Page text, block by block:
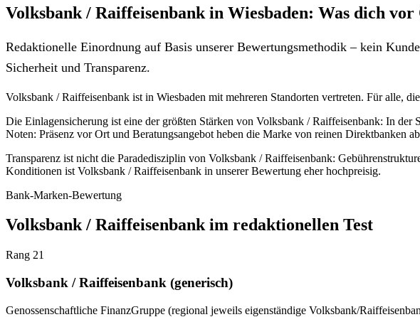
Volksbank / Raiffeisenbank in Wiesbaden: Was dich
Redaktionelle Einordnung auf Basis unserer Bewertungsmethodik – kein
Sicherheit und Transparenz.
Volksbank / Raiffeisenbank ist in Wiesbaden mit mehreren Standorten vertreten. Für alle,
Die Einlagensicherung ist eine der größten Stärken von Volksbank / Raiffeisenbank: In
Noten: Präsenz vor Ort und Beratungsangebot heben die Marke von reinen Direktbanken
Transparenz ist nicht die Paradedisziplin von Volksbank / Raiffeisenbank:
Konditionen ist Volksbank / Raiffeisenbank in unserer Bewertung eher hochpreisig.
Bank-Marken-Bewertung
Volksbank / Raiffeisenbank im redaktionellen Test
Rang 21
Volksbank / Raiffeisenbank (generisch)
Genossenschaftliche FinanzGruppe (regional jeweils eigenständige Volksbank/